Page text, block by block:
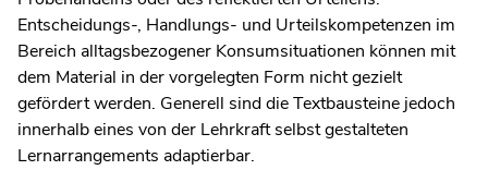
Entscheidungs-, Handlungs- und Urteilskompetenzen im
Bereich alltagsbezogener Konsumsituationen können mit
dem Material in der vorgelegten Form nicht gezielt
gefördert werden. Generell sind die Textbausteine jedoch
innerhalb eines von der Lehrkraft selbst gestalteten
Lernarrangements adaptierbar.